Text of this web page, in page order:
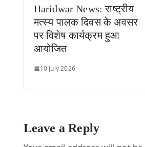
Haridwar News: राष्ट्रीय
मत्स्य पालक दिवस के अवसर
पर विशेष कार्यक्रम हुआ
आयोजित
10 July 2026
Leave a Reply